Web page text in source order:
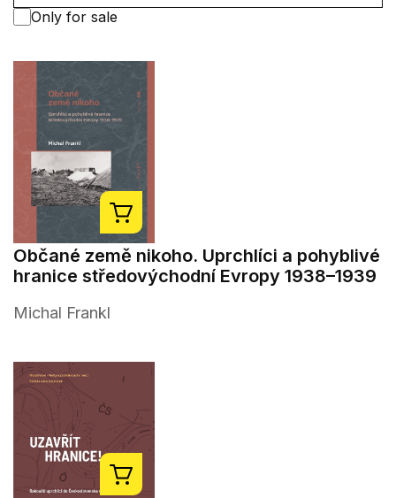
Only for sale
Občané země nikoho. Uprchlíci a pohyblivé
hranice středovýchodní Evropy 1938–1939
Michal Frankl